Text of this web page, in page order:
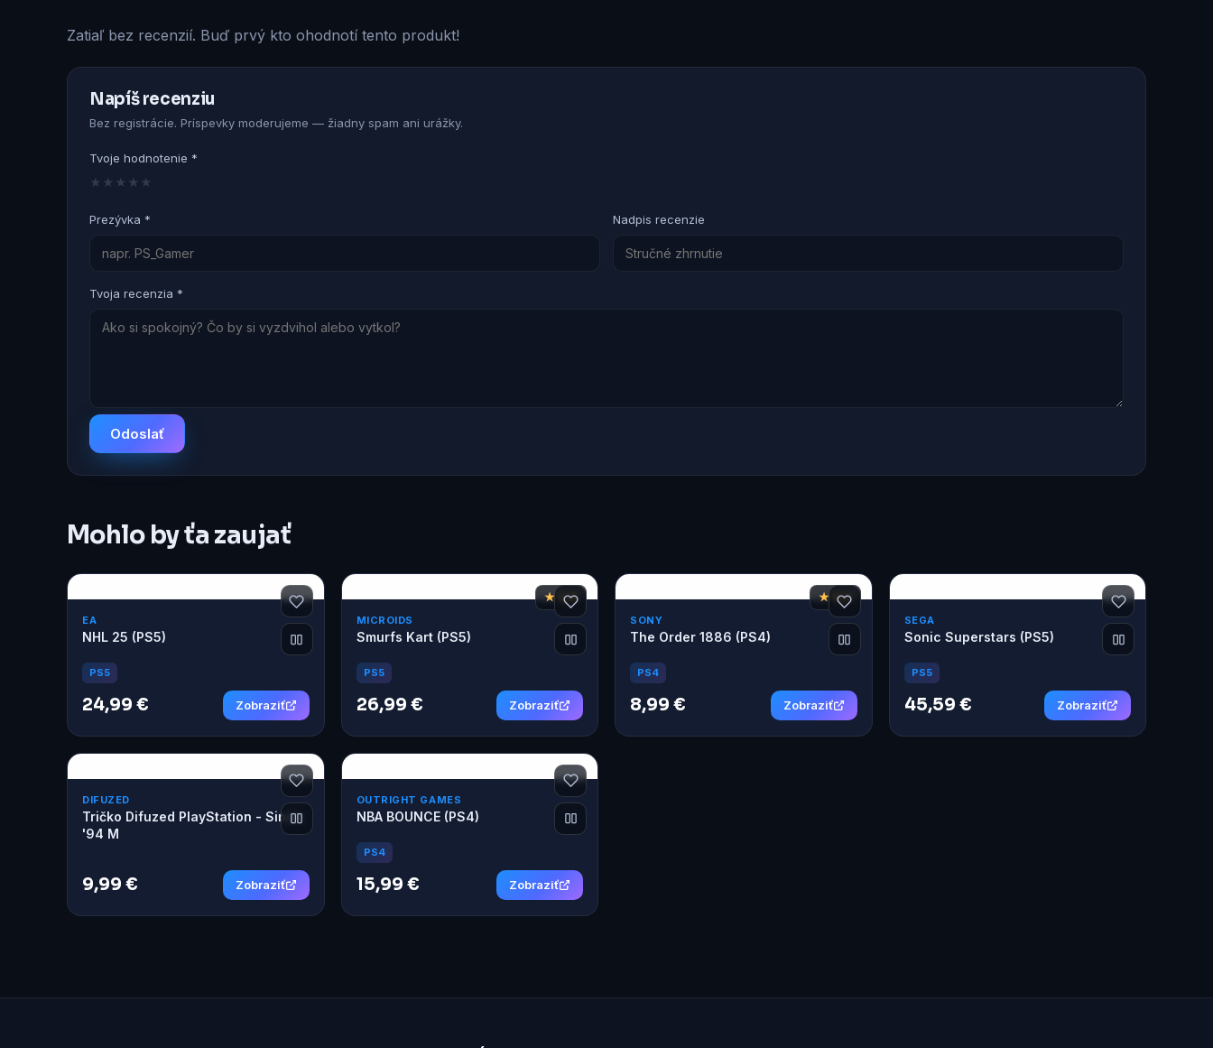
Zatiaľ bez recenzií. Buď prvý kto ohodnotí tento produkt!
Napíš recenziu
Bez registrácie. Príspevky moderujeme — žiadny spam ani urážky.
Tvoje hodnotenie *
★
★
★
★
★
Prezývka * Nadpis recenzie
Tvoja recenzia *
Odoslať
Mohlo by ťa zaujať
EA
NHL 25 (PS5)
PS5
24,99 € Zobraziť
★ 6,8
MICROIDS
Smurfs Kart (PS5)
PS5
26,99 € Zobraziť
★ 6,8
SONY
The Order 1886 (PS4)
PS4
8,99 € Zobraziť
SEGA
Sonic Superstars (PS5)
PS5
45,59 € Zobraziť
DIFUZED
Tričko Difuzed PlayStation - Since
'94 M
9,99 € Zobraziť
OUTRIGHT GAMES
NBA BOUNCE (PS4)
PS4
15,99 € Zobraziť